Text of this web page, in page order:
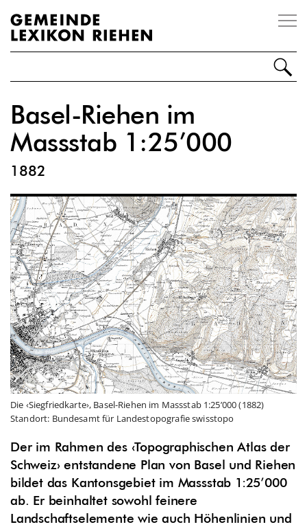
Personen
Orte
Organisationen
Sonstiges
Über Riehen
Basel-Riehen im
Massstab 1:25’000
1882
Die ‹Siegfriedkarte›, Basel-Riehen im Massstab 1:25’000 (1882)
Standort: Bundesamt für Landestopografie swisstopo
Der im Rahmen des ‹Topographischen Atlas der
Schweiz› entstandene Plan von Basel und Riehen
bildet das Kantonsgebiet im Massstab 1 :25’000
ab. Er beinhaltet sowohl feinere
Landschaftselemente wie auch Höhenlinien und